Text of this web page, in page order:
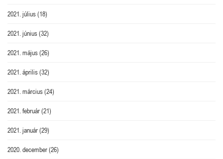
2021. július(18)
2021. június(32)
2021. május(26)
2021. április(32)
2021. március(24)
2021. február(21)
2021. január(29)
2020. december(26)